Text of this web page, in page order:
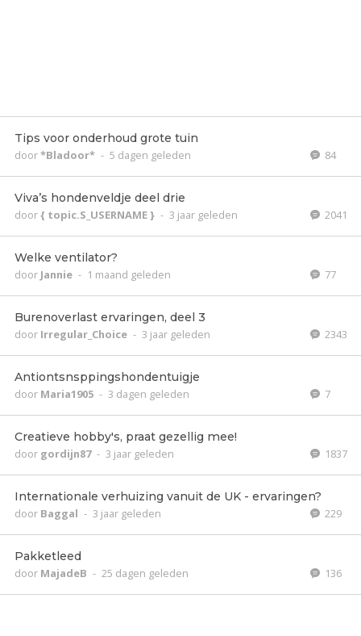
Tips voor onderhoud grote tuin
door*Bladoor* - 5 dagen geleden 84
Viva’s hondenveldje deel drie
door{ topic.S_USERNAME } - 3 jaar geleden 2041
Welke ventilator?
door Jannie - 1 maand geleden 77
Burenoverlast ervaringen, deel 3
door Irregular_Choice - 3 jaar geleden 2343
Antiontsnsppingshondentuigje
door Maria1905 - 3 dagen geleden 7
Creatieve hobby's, praat gezellig mee!
door gordijn87 - 3 jaar geleden 1837
Internationale verhuizing vanuit de UK - ervaringen?
door Baggal - 3 jaar geleden 229
Pakketleed
door MajadeB - 25 dagen geleden 136